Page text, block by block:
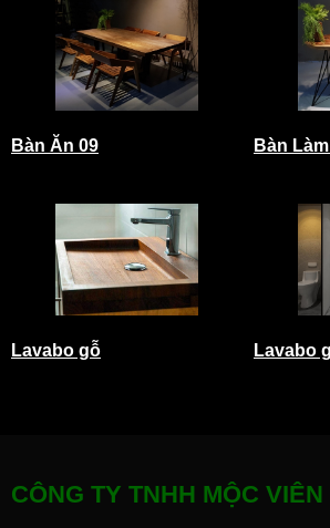
Bàn Ăn 09 Bàn
Lavabo gỗ Lavabo
CÔNG TY TNHH MỘC VIÊN